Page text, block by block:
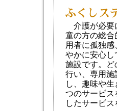
介護が必要
童の方の総合
用者に孤独
やかに安心し
施設です。ど
行い、専用施
し、趣味や
つのサービス
したサービス